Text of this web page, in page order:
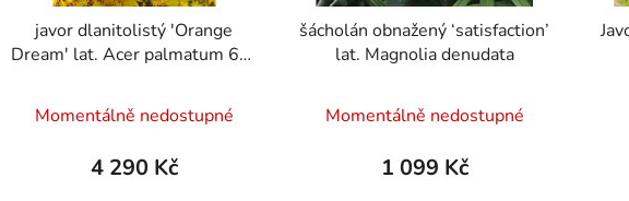
javor dlanitolistý 'Orange
Dream' lat. Acer palmatum 60-
hodnocení
produktu
Momentálně nedostupné
4 290 Kč
šácholán obnažený ‘satisfaction’
lat. Magnolia denudata
hodnocení
produktu
Momentálně nedostupné
1 099 Kč